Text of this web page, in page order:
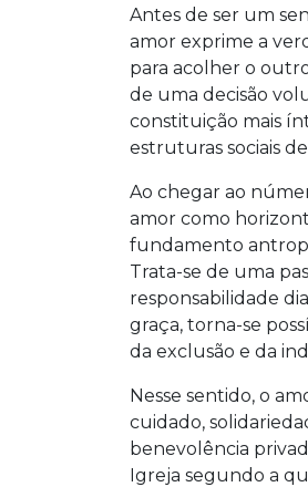
Antes de ser um
amor exprime a
para acolher o
de uma decisão
constituição mais
estruturas sociais
Ao chegar ao
amor como
fundamento
Trata-se de uma
responsabilidade
graça, torna-se
da exclusão e da
Nesse sentido, o
cuidado,
benevolência
Igreja segundo a